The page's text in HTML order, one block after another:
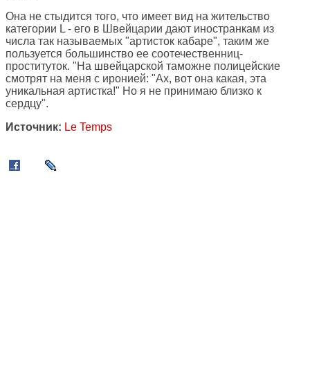
Она не стыдится того, что имеет вид на жительство
категории L - его в Швейцарии дают иностранкам из
числа так называемых "артисток кабаре", таким же
пользуется большинство ее соотечественниц-
проституток. "На швейцарской таможне полицейские
смотрят на меня с иронией: "Ах, вот она какая, эта
уникальная артистка!" Но я не принимаю близко к
сердцу".
Источник: Le Temps